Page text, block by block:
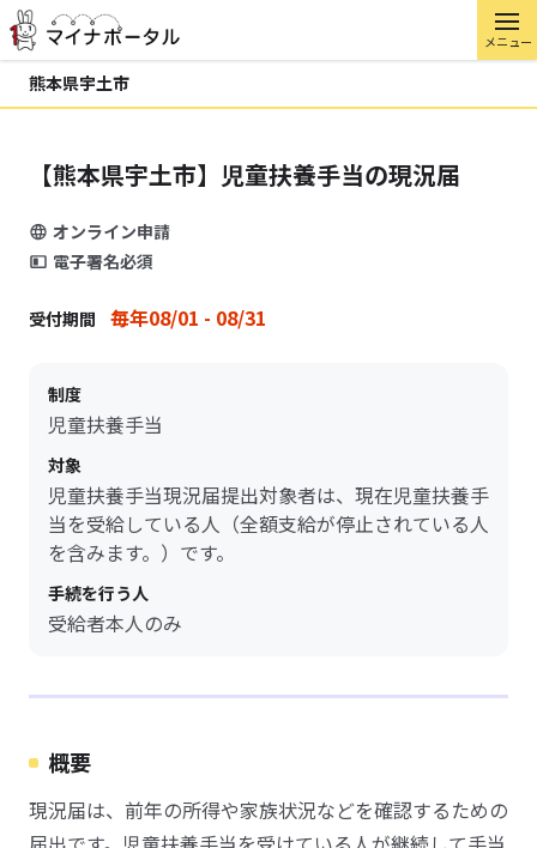
メニュー
熊本県宇土市
【熊本県宇土市】児童扶養手当の現況届
オンライン申請
電子署名必須
受付期間 毎年08/01 - 08/31
制度
児童扶養手当
対象
児童扶養手当現況届提出対象者は、現在児童扶養手
当を受給している人（全額支給が停止されている人
を含みます。）です。
手続を行う人
受給者本人のみ
概要
現況届は、前年の所得や家族状況などを確認するための